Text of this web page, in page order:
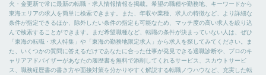
火・金更新で常に最新の転職・求人情報情報を掲載。希望の職種や勤務地、キーワードから
東海エリアの求人を簡単に検索できます。また、年収や業種、求人の特徴など、より詳細な
条件が指定できるほか、除外したい条件の指定も可能なため、マッチ度の高い求人を絞り込
んで検索することができます。まだ希望職種など、転職の条件が決まっていない人は、ぜひ
「東海の転職・求人特集」や「東海の勤務地限定求人」から求人を探してみてください。ま
た、いくつかの質問に答えるだけであなたに合った仕事が発見できる適職診断や、プロのキ
ャリアアドバイザーがあなたの履歴書を無料で添削してくれるサービス、スカウトサービ
ス、職務経歴書の書き方や面接対策を分かりやすく解説する転職ノウハウなど、充実した転